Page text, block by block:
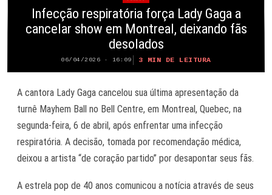
Infecção respiratória força Lady Gaga a
cancelar show em Montreal, deixando fãs
desolados
06/04/2026 · 16:09 3 MIN DE LEITURA
A cantora Lady Gaga cancelou sua última apresentação da
turnê Mayhem Ball no Bell Centre, em Montreal, Quebec, na
segunda-feira, 6 de abril, após enfrentar uma infecção
respiratória. A decisão, tomada por recomendação médica,
deixou a artista “de coração partido” por desapontar seus fãs.
A estrela pop de 40 anos comunicou a notícia através de seus